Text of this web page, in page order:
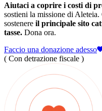
Aiutaci a coprire i costi di
sostieni la missione di
sostenere il principale sito
tasse. Dona ora.
Faccio una donazione adesso
( Con detrazione fiscale )